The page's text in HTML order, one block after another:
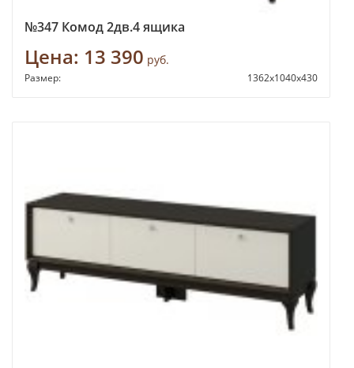
№347 Комод 2дв.4 ящика
Цена: 13 390 руб.
Размер: 1362х1040х430